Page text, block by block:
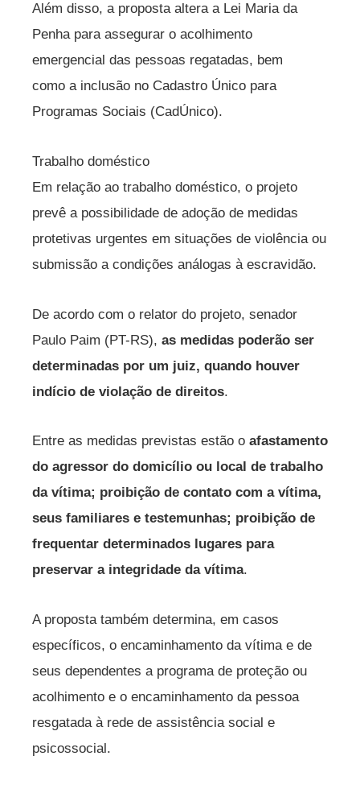
Além disso, a proposta altera a Lei Maria da
Penha para assegurar o acolhimento
emergencial das pessoas regatadas, bem
como a inclusão no Cadastro Único para
Programas Sociais (CadÚnico).
Trabalho doméstico
Em relação ao trabalho doméstico, o projeto
prevê a possibilidade de adoção de medidas
protetivas urgentes em situações de violência ou
submissão a condições análogas à escravidão.
De acordo com o relator do projeto, senador
Paulo Paim (PT-RS), as medidas poderão ser
determinadas por um juiz, quando houver
indício de violação de direitos.
Entre as medidas previstas estão o afastamento
do agressor do domicílio ou local de trabalho
da vítima; proibição de contato com a vítima,
seus familiares e testemunhas; proibição de
frequentar determinados lugares para
preservar a integridade da vítima.
A proposta também determina, em casos
específicos, o encaminhamento da vítima e de
seus dependentes a programa de proteção ou
acolhimento e o encaminhamento da pessoa
resgatada à rede de assistência social e
psicossocial.